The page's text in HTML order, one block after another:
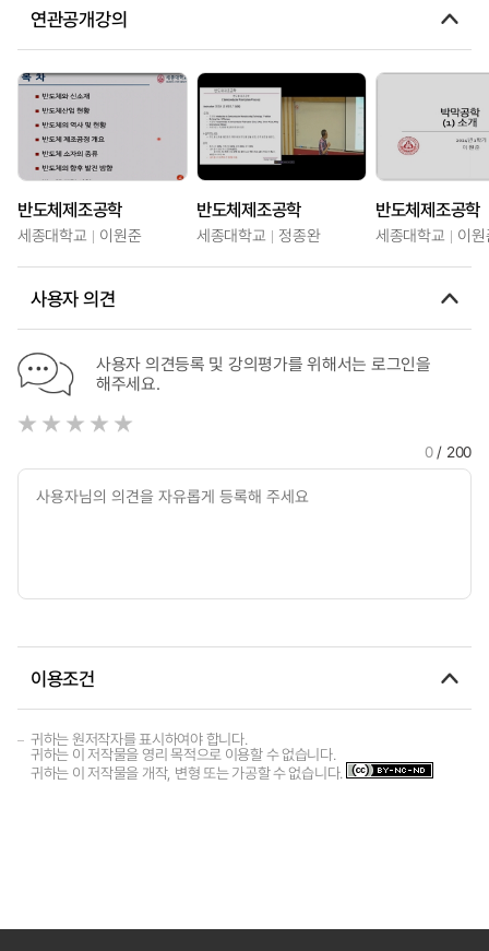
연관공개강의
반도체제조공학
세종대학교 이원준
반도체제조공학
세종대학교 정종완
반도체제조공학
세종대학교 이
사용자 의견
사용자 의견등록 및 강의평가를 위해서는 로그인을
해주세요.
0/ 200
이용조건
귀하는 원저작자를 표시하여야 합니다.
귀하는 이 저작물을 영리 목적으로 이용할 수 없습니다.
귀하는 이 저작물을 개작, 변형 또는 가공할 수 없습니다.